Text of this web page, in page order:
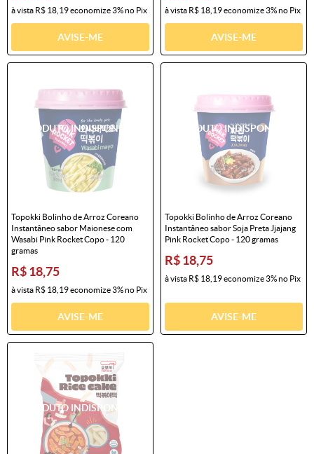
à vista R$ 18,19economize3%no Pix
AVISE-ME
à vista R$ 18,19economize3%no Pix
AVISE-ME
Topokki Bolinho de Arroz Coreano
Instantâneo sabor Maionese com
Wasabi Pink Rocket Copo - 120
gramas
R$ 18,75
à vista R$ 18,19economize3%no Pix
AVISE-ME
Topokki Bolinho de Arroz Coreano
Instantâneo sabor Soja Preta Jjajang
Pink Rocket Copo - 120 gramas
R$ 18,75
à vista R$ 18,19economize3%no Pix
AVISE-ME